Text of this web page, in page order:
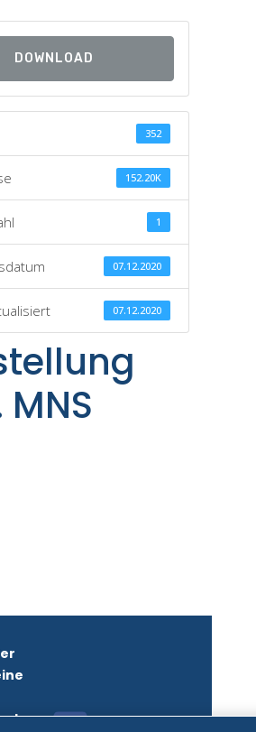
DOWNLOAD
352
152.20K
1
07.12.2020
07.12.2020